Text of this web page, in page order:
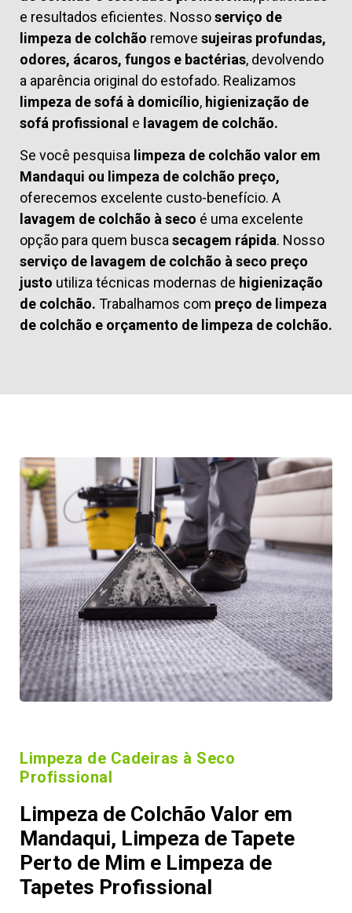
e resultados eficientes. Nossoserviço de
limpeza de colchão remove sujeiras profundas,
odores, ácaros, fungos e bactérias, devolvendo
a aparência original do estofado. Realizamos
limpeza de sofá à domicílio, higienização de
sofá profissional e lavagem de colchão.
Se você pesquisa limpeza de colchão valor em
Mandaqui ou limpeza de colchão preço,
oferecemos excelente custo-benefício. A
lavagem de colchão à seco é uma excelente
opção para quem busca secagem rápida. Nosso
serviço de lavagem de colchão à seco preço
justo utiliza técnicas modernas de higienização
de colchão. Trabalhamos com preço de limpeza
de colchão e orçamento de limpeza de colchão.
Limpeza de Cadeiras à Seco
Profissional
Limpeza de Colchão Valor em
Mandaqui, Limpeza de Tapete
Perto de Mim e Limpeza de
Tapetes Profissional